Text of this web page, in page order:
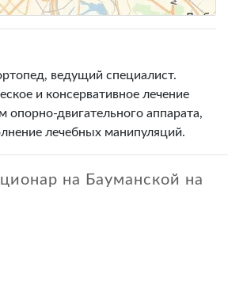
ведущий специалист.
и консервативное лечение
опорно-двигательного аппарата,
лечебных манипуляций.
на Бауманской на